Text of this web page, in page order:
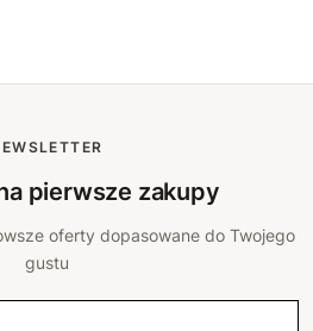
pierwsze zakupy
oferty dopasowane do Twojego
gustu